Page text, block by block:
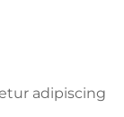
adipiscing